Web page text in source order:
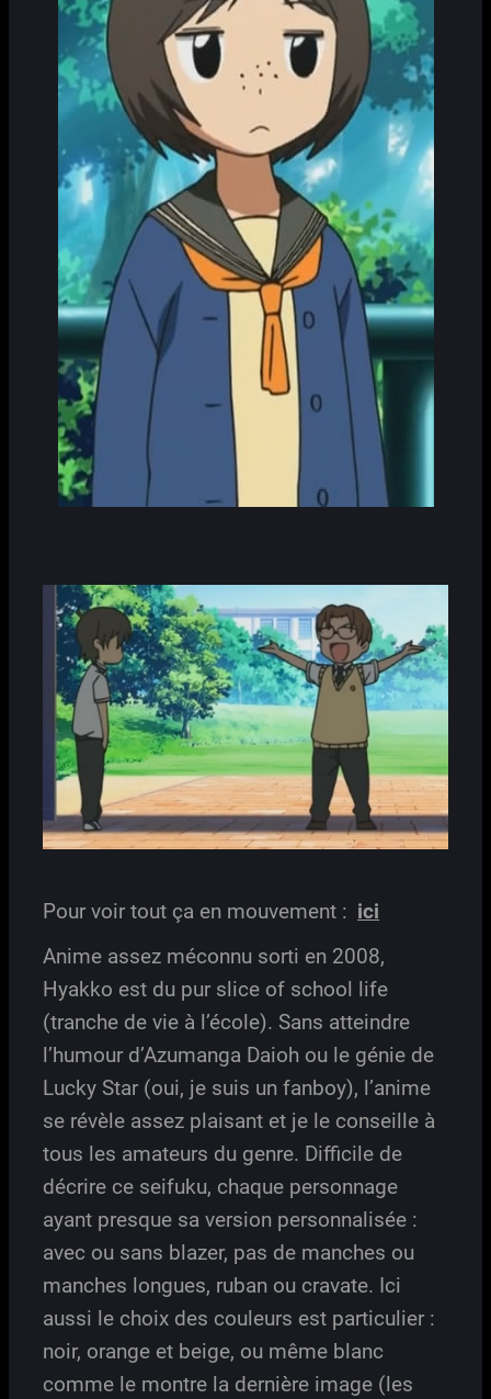
Pour voir tout ça en mouvement : ici
Anime assez méconnu sorti en 2008,
Hyakko est du pur slice of school life
(tranche de vie à l’école). Sans atteindre
l’humour d’Azumanga Daioh ou le génie de
Lucky Star (oui, je suis un fanboy), l’anime
se révèle assez plaisant et je le conseille à
tous les amateurs du genre. Difficile de
décrire ce seifuku, chaque personnage
ayant presque sa version personnalisée :
avec ou sans blazer, pas de manches ou
manches longues, ruban ou cravate. Ici
aussi le choix des couleurs est particulier :
noir, orange et beige, ou même blanc
comme le montre la dernière image (les